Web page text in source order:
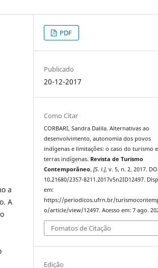
a
A
PDF
Publicado
20-12-2017
Como Citar
CORBARI, Sandra Dalila. Alternativas ao
desenvolvimento, autonomia dos povos
indígenas e limitações: o caso do turismo
terras indígenas. Revista de Turismo
Contemporâneo,[S. l.], v. 5, n. 2, 2017.
10.21680/2357-8211.2017v5n2ID12497.
em:
https://periodicos.ufrn.br/
o/article/view/12497. Acesso em: 7 ago.
Fomatos de Citação
Edição